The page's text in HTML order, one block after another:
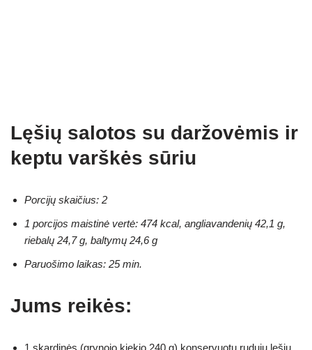
Lęšių salotos su daržovėmis ir
keptu varškės sūriu
Porcijų skaičius: 2
1 porcijos maistinė vertė: 474 kcal, angliavandenių 42,1 g,
riebalų 24,7 g, baltymų 24,6 g
Paruošimo laikas: 25 min.
Jums reikės:
1 skardinės (grynojo kiekio 240 g) konservuotų rudųjų lęšių